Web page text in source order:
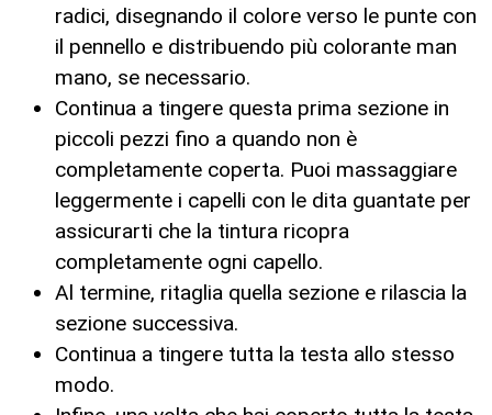
radici, disegnando il colore verso le punte con
il pennello e distribuendo più colorante man
mano, se necessario.
Continua a tingere questa prima sezione in
piccoli pezzi fino a quando non è
completamente coperta. Puoi massaggiare
leggermente i capelli con le dita guantate per
assicurarti che la tintura ricopra
completamente ogni capello.
Al termine, ritaglia quella sezione e rilascia la
sezione successiva.
Continua a tingere tutta la testa allo stesso
modo.